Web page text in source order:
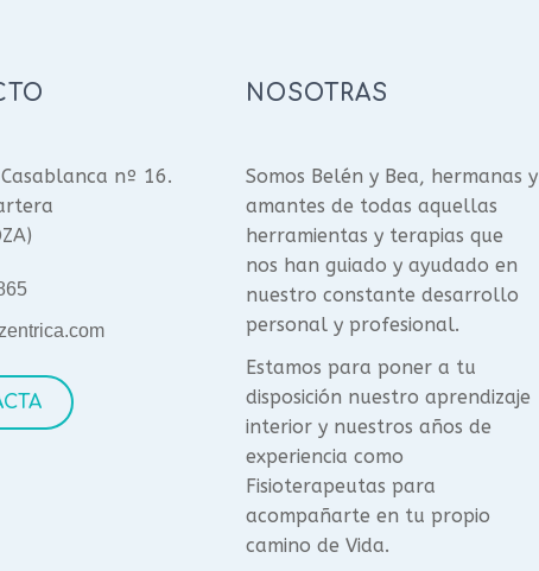
nº 16.
NOSOTRAS
Somos Belén y Bea, hermanas y
amantes de todas aquellas
herramientas y terapias que
nos han guiado y ayudado en
nuestro constante desarrollo
personal y profesional.
Estamos para poner a tu
disposición nuestro aprendizaje
interior y nuestros años de
experiencia como
Fisioterapeutas para
acompañarte en tu propio
camino de Vida.